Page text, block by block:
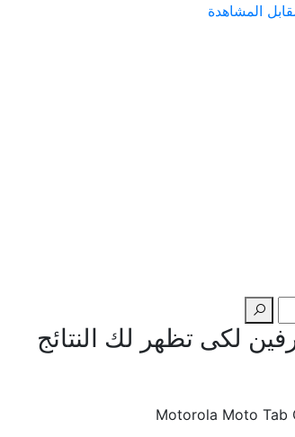
المشاهدة
لكى تظهر لك النتائج